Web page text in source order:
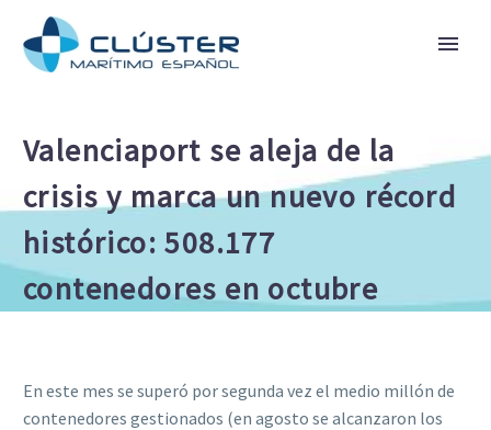
Valenciaport se aleja de la
crisis y marca un nuevo récord
histórico: 508.177
contenedores en octubre
En este mes se superó por segunda vez el medio millón de
contenedores gestionados (en agosto se alcanzaron los